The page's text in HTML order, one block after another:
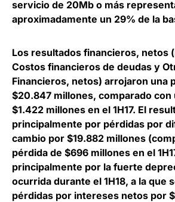
servicio de 20Mb o más
aproximadamente un 29% de la
Los resultados financieros, netos
Costos financieros de deudas y
Financieros, netos) arrojaron una
$20.847 millones, comparado con
$1.422 millones en el 1H17. El
principalmente por pérdidas por
cambio por $19.882 millones
pérdida de $696 millones en el
principalmente por la fuerte
ocurrida durante el 1H18, a la que
pérdidas por intereses netos por